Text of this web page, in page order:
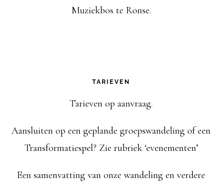
Muziekbos te Ronse.
TARIEVEN
Tarieven op aanvraag.
Aansluiten op een geplande groepswandeling of een
Transformatiespel? Zie rubriek ‘evenementen’
Een samenvatting van onze wandeling en verdere